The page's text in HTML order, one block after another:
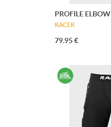
PROFILE ELBOW
RACER
79.95 €